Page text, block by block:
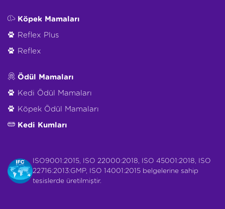
Köpek Mamaları
Reflex Plus
Reflex
Ödül Mamaları
Kedi Ödül Mamaları
Köpek Ödül Mamaları
Kedi Kumları
ISO9001:2015, ISO 22000:2018, ISO 45001:2018, ISO
22716:2013:GMP, ISO 14001:2015 belgelerine sahip
tesislerde üretilmiştir.